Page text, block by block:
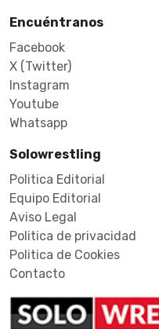
Encuéntranos
Facebook
X (Twitter)
Instagram
Youtube
Whatsapp
Solowrestling
Politica Editorial
Equipo Editorial
Aviso Legal
Politica de privacidad
Politica de Cookies
Contacto